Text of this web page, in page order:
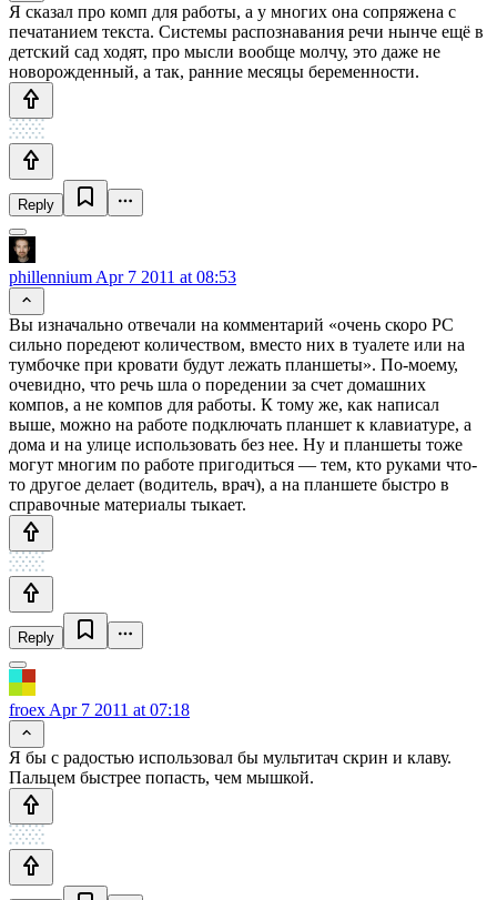
Я сказал про комп для работы, а у многих она сопряжена с
печатанием текста. Системы распознавания речи нынче ещё в
детский сад ходят, про мысли вообще молчу, это даже не
новорожденный, а так, ранние месяцы беременности.
Reply
phillennium Apr 7 2011 at 08:53
Вы изначально отвечали на комментарий «очень скоро PC
сильно поредеют количеством, вместо них в туалете или на
тумбочке при кровати будут лежать планшеты». По-моему,
очевидно, что речь шла о поредении за счет домашних
компов, а не компов для работы. К тому же, как написал
выше, можно на работе подключать планшет к клавиатуре, а
дома и на улице использовать без нее. Ну и планшеты тоже
могут многим по работе пригодиться — тем, кто руками что-
то другое делает (водитель, врач), а на планшете быстро в
справочные материалы тыкает.
Reply
froex Apr 7 2011 at 07:18
Я бы с радостью использовал бы мультитач скрин и клаву.
Пальцем быстрее попасть, чем мышкой.